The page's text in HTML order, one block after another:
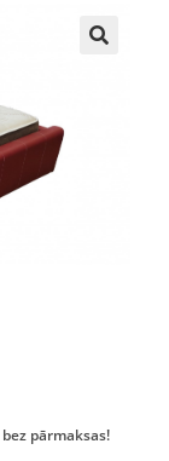
bez pārmaksas!